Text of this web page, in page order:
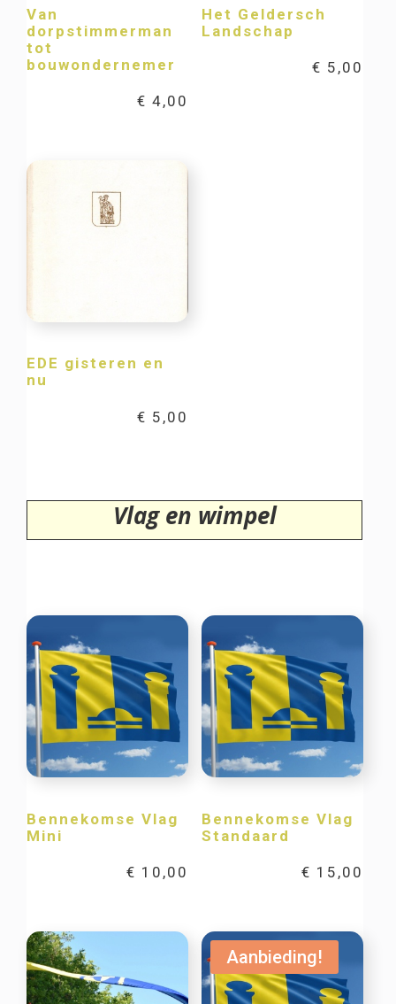
Van
dorpstimmerman
tot
bouwondernemer
€ 4,00
Het Geldersch
Landschap
€ 5,00
EDE gisteren en
nu
€ 5,00
Vlag en wimpel
Bennekomse Vlag
Mini
€ 10,00
Bennekomse Vlag
Standaard
€ 15,00
Aanbieding!